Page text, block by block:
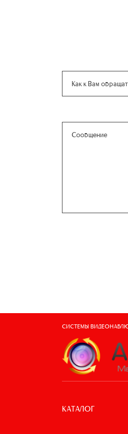
СИСТЕМЫ
КАТАЛОГ